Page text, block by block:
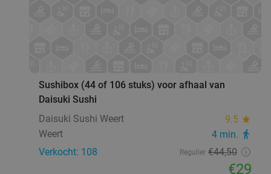
Sushibox (44 of 106 stuks) voor afhaal van
Daisuki Sushi
Daisuki Sushi Weert
9.5 star
Weert 4 min. directions_walk
Verkocht: 108 Regulier €44,50
€29